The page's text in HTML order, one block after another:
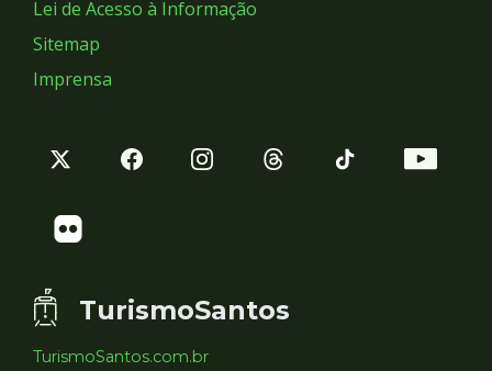
Lei de Acesso à Informação
Sitemap
Imprensa
TurismoSantos
TurismoSantos.com.br